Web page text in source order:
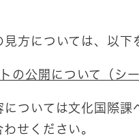
方については、以下
の公開について（シ
ついては文化国際
せください。